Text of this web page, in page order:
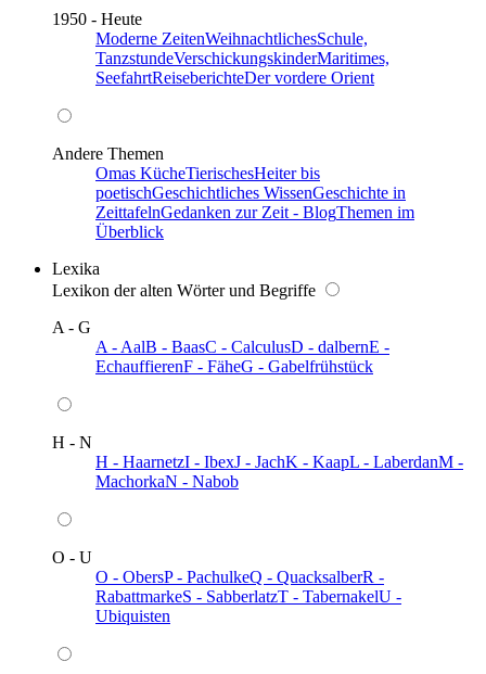
1950 - Heute
Moderne ZeitenWeihnachtlichesSchule,
TanzstundeVerschickungskinderMaritimes,
SeefahrtReiseberichteDer vordere Orient
Andere Themen
Omas KücheTierischesHeiter bis
poetischGeschichtliches WissenGeschichte in
ZeittafelnGedanken zur Zeit - BlogThemen im
Überblick
Lexika
Lexikon der alten Wörter und Begriffe
A - G
A - AalB - BaasC - CalculusD - dalbernE -
EchauffierenF - FäheG - Gabelfrühstück
H - N
H - HaarnetzI - IbexJ - JachK - KaapL - LaberdanM -
MachorkaN - Nabob
O - U
O - ObersP - PachulkeQ - QuacksalberR -
RabattmarkeS - SabberlatzT - TabernakelU -
Ubiquisten